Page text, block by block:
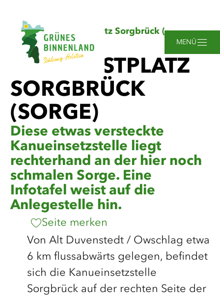
Hauptinhalt
Suche
Navigation
Footer
MENÜ
sind
hier:
Startseite Kanurastplatz Sorgbrück (Sorge)
KANURASTPLATZ
SORGBRÜCK
(SORGE)
Diese etwas versteckte
Kanueinsetzstelle liegt
rechterhand an der hier noch
schmalen Sorge. Eine
Infotafel weist auf die
Anlegestelle hin.
Seite merken
Von Alt Duvenstedt / Owschlag etwa
6 km flussabwärts gelegen, befindet
sich die Kanueinsetzstelle
Sorgbrück auf der rechten Seite der